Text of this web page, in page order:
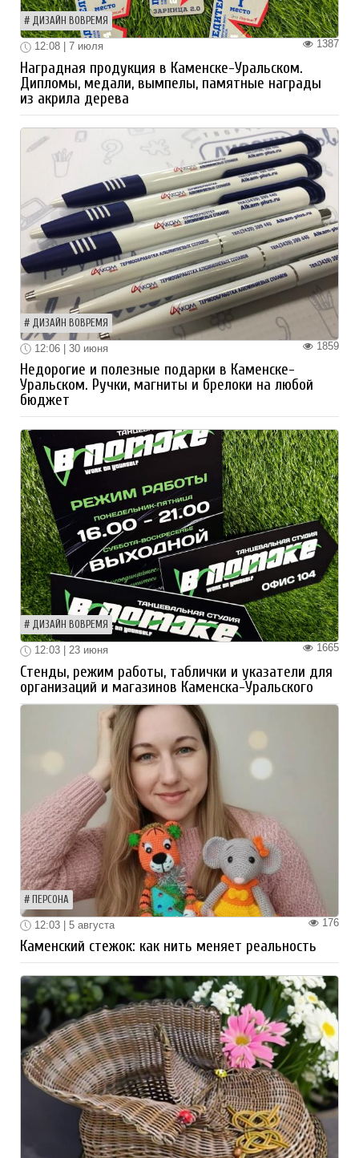
ДИЗАЙН ВОВРЕМЯ
1387
12:08 | 7 июля
Наградная продукция в Каменске-Уральском.
Дипломы, медали, вымпелы, памятные награды
из акрила дерева
ДИЗАЙН ВОВРЕМЯ
1859
12:06 | 30 июня
Недорогие и полезные подарки в Каменске-
Уральском. Ручки, магниты и брелоки на любой
бюджет
ДИЗАЙН ВОВРЕМЯ
1665
12:03 | 23 июня
Стенды, режим работы, таблички и указатели для
организаций и магазинов Каменска-Уральского
ПЕРСОНА
176
12:03 | 5 августа
Каменский стежок: как нить меняет реальность